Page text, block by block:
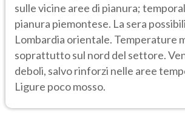
sulle vicine aree di pianura;
pianura piemontese. La sera
Lombardia orientale. Temperature
soprattutto sul nord del settore.
deboli, salvo rinforzi nelle aree
Ligure poco mosso.